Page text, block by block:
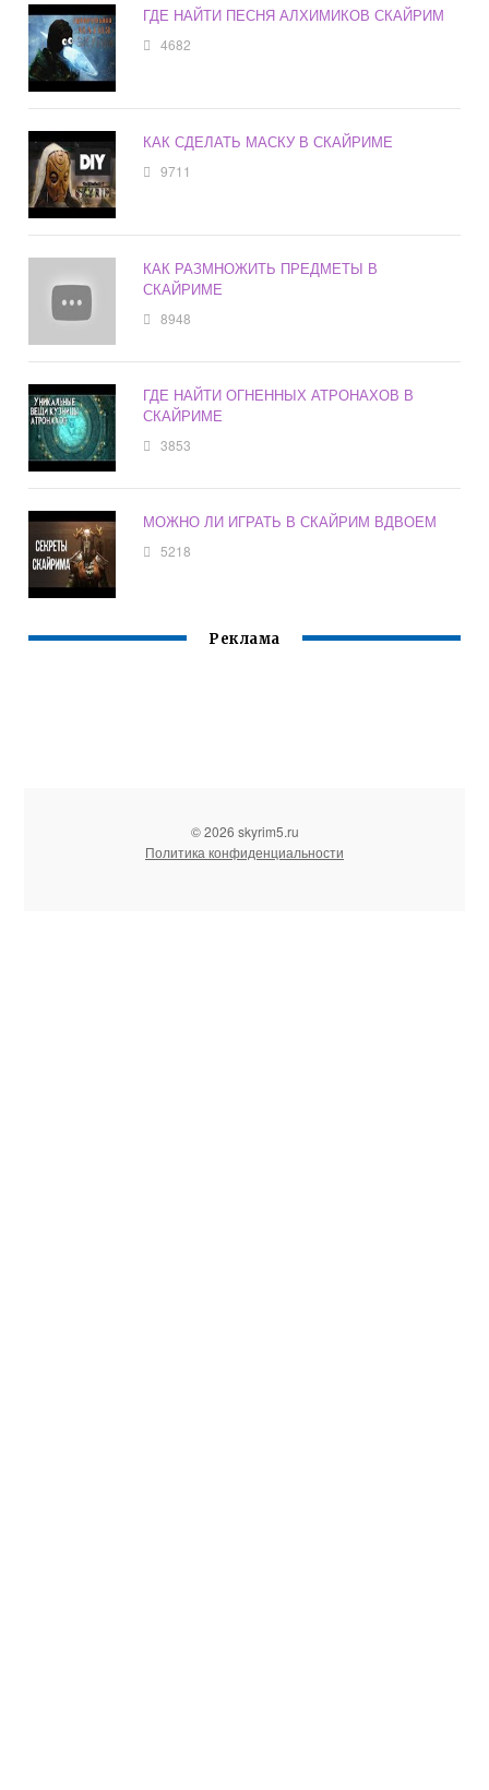
ГДЕ НАЙТИ ПЕСНЯ АЛХИМИКОВ СКАЙРИМ
4682
КАК СДЕЛАТЬ МАСКУ В СКАЙРИМЕ
9711
КАК РАЗМНОЖИТЬ ПРЕДМЕТЫ В
СКАЙРИМЕ
8948
ГДЕ НАЙТИ ОГНЕННЫХ АТРОНАХОВ В
СКАЙРИМЕ
3853
МОЖНО ЛИ ИГРАТЬ В СКАЙРИМ ВДВОЕМ
5218
Реклама
© 2026 skyrim5.ru
Политика конфиденциальности